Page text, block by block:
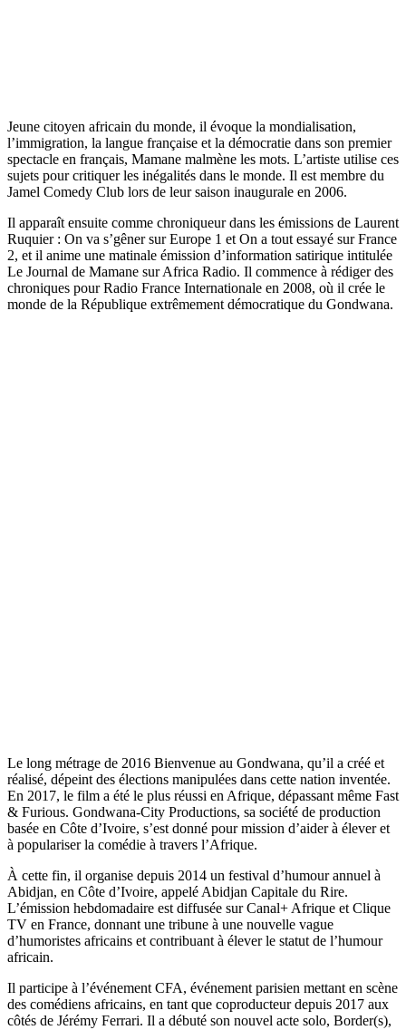
Jeune citoyen africain du monde, il évoque la mondialisation,
l’immigration, la langue française et la démocratie dans son premier
spectacle en français, Mamane malmène les mots. L’artiste utilise ces
sujets pour critiquer les inégalités dans le monde. Il est membre du
Jamel Comedy Club lors de leur saison inaugurale en 2006.
Il apparaît ensuite comme chroniqueur dans les émissions de Laurent
Ruquier : On va s’gêner sur Europe 1 et On a tout essayé sur France
2, et il anime une matinale émission d’information satirique intitulée
Le Journal de Mamane sur Africa Radio. Il commence à rédiger des
chroniques pour Radio France Internationale en 2008, où il crée le
monde de la République extrêmement démocratique du Gondwana.
Le long métrage de 2016 Bienvenue au Gondwana, qu’il a créé et
réalisé, dépeint des élections manipulées dans cette nation inventée.
En 2017, le film a été le plus réussi en Afrique, dépassant même Fast
& Furious. Gondwana-City Productions, sa société de production
basée en Côte d’Ivoire, s’est donné pour mission d’aider à élever et
à populariser la comédie à travers l’Afrique.
À cette fin, il organise depuis 2014 un festival d’humour annuel à
Abidjan, en Côte d’Ivoire, appelé Abidjan Capitale du Rire.
L’émission hebdomadaire est diffusée sur Canal+ Afrique et Clique
TV en France, donnant une tribune à une nouvelle vague
d’humoristes africains et contribuant à élever le statut de l’humour
africain.
Il participe à l’événement CFA, événement parisien mettant en scène
des comédiens africains, en tant que coproducteur depuis 2017 aux
côtés de Jérémy Ferrari. Il a débuté son nouvel acte solo, Border(s),